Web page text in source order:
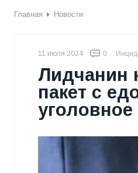
Главная Новости
11 июля 2024 0
Лидчанин
пакет с
уголовное